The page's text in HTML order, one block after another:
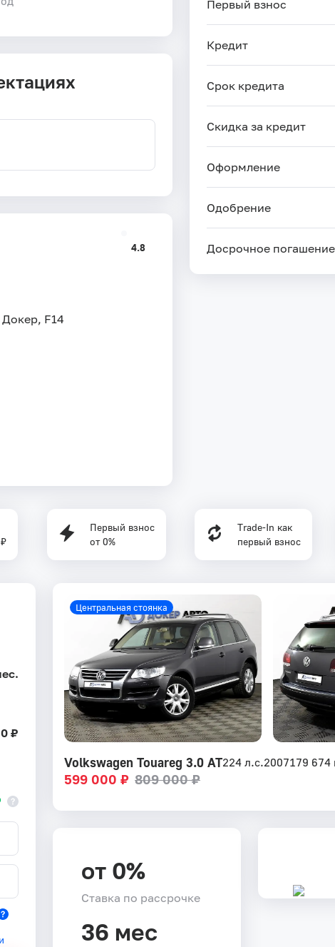
Первый взнос
Кредит
Срок кредита
Скидка за кредит
Оформление
Одобрение
Досрочное погашение
4.8
F14
Первый взнос
от 0%
Trade-In как
первый взнос
0 ₽
Volkswagen Touareg 3.0 AT224 л.с.2007179 674
599 000 ₽ 809 000 ₽
Центральная стоянка
от 0%
Ставка по рассрочке
36 мес